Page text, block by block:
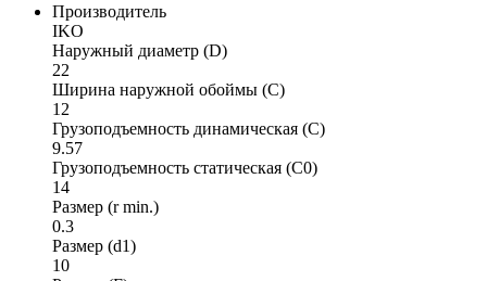
Производитель
IKO
Наружный диаметр (D)
22
Ширина наружной обоймы (C)
12
Грузоподъемность динамическая (C)
9.57
Грузоподъемность статическая (C0)
14
Размер (r min.)
0.3
Размер (d1)
10